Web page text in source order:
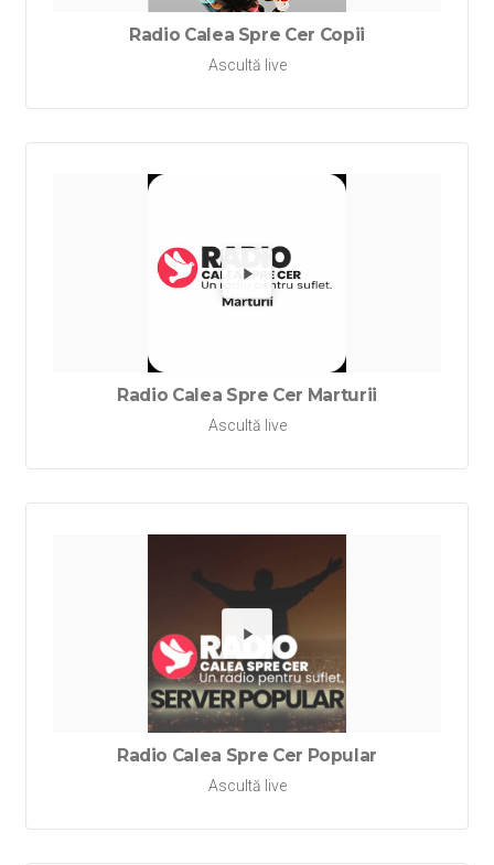
Radio Calea Spre Cer Copii
Ascultă live
Redă
Radio Calea Spre Cer Marturii
Ascultă live
Redă
Radio Calea Spre Cer Popular
Ascultă live